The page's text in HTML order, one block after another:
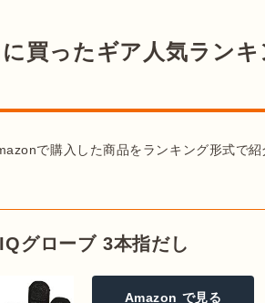
買ったギア人気ラン
で購入した商品をランキング形式で
グローブ 3本指だし
Amazon で見る